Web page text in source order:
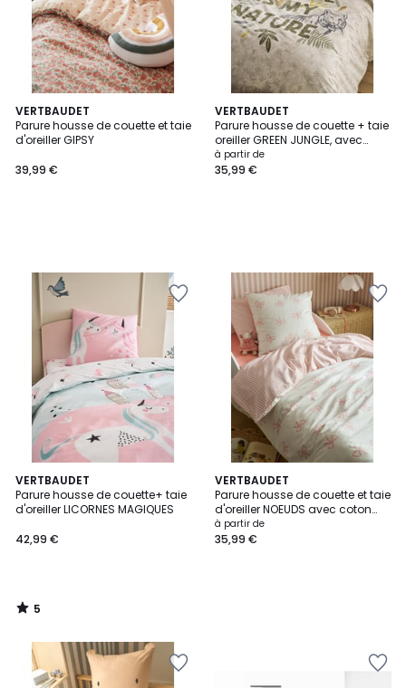
VERTBAUDET
Parure housse de couette et taie
d'oreiller GIPSY
39,99 €
VERTBAUDET
Parure housse de couette + taie
oreiller GREEN JUNGLE, avec
coton recyclé
à partir de
35,99 €
VERTBAUDET
Parure housse de couette+ taie
d'oreiller LICORNES MAGIQUES
42,99 €
5
/
5
5
/
VERTBAUDET
Parure housse de couette et taie
d'oreiller NOEUDS avec coton
recyclé
à partir de
35,99 €